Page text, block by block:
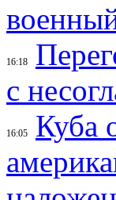
16:18
с
16:05
Куба